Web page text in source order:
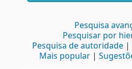
Pesquisa
Pesquisar por
Pesquisa de autoridade
Mais popular